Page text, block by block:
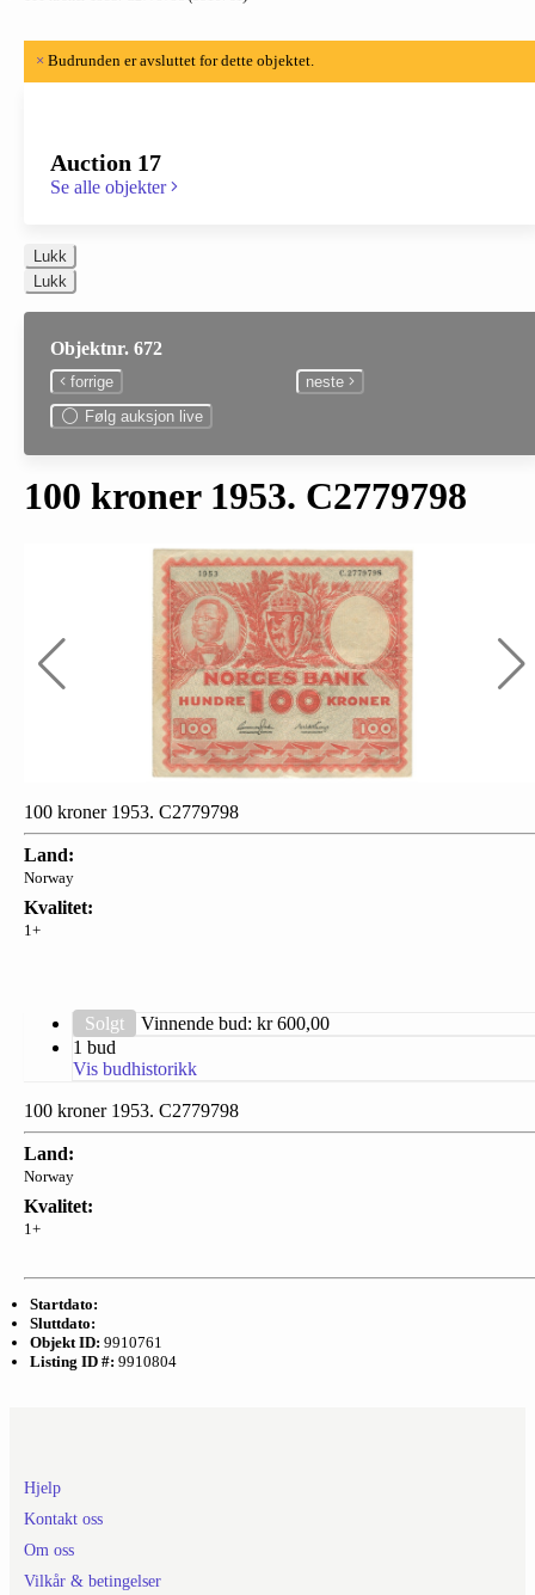
× Budrunden er avsluttet for dette objektet.
Auction 17
Se alle objekter
Lukk
Lukk
Objektnr. 672
forrige
neste
Følg auksjon live
100 kroner 1953. C2779798
100 kroner 1953. C2779798
Land:
Norway
Kvalitet:
1+
Solgt Vinnende bud: kr600,00
1 bud
Vis budhistorikk
100 kroner 1953. C2779798
Land:
Norway
Kvalitet:
1+
Startdato:
Sluttdato:
Objekt ID: 9910761
Listing ID #: 9910804
Hjelp
Kontakt oss
Om oss
Vilkår & betingelser